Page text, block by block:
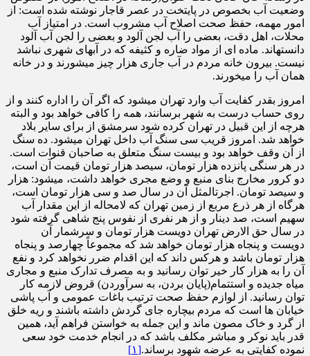
وضعیت آب بخصوص در پایتخت در عصر قاجار نوشته شده است: از
امور مهمه، حفظ صحت اصلاح آب مشروب است. در امتیاز آب
محلات، اهل دقت، بعضی را آب لجن آلود و بعضی را لجن آب آلود
دانسته­اند. ماده ای از مواد ضاره و کثیفه که در آبهای شهری نباشد
نیست. بیرون خانه مردم در آب جاری هزار چیز می­شورند و در خانه
همان آب را می­خورند.
امروز بقدر کفایت آب وارد تهران می­شود که اگر آن را اداره کنند و از
روی حساب درست به شهر برسانند، همه را کافی خواهد بود و البته
هرچه از این قبیل در تهران کرده شود سرمشق از برای سایر بلاد
خواهد شد. امروز قریب سی سنگ آب داخل تهران می­شود. ده سنگ
از آن وقف خواهد بود و بیست سنگ متعلق به صاحبان قنوات است.
در هر سنگی پانزده هزار تومان، سیصد هزار تومان قیمت آن است،
دو کرور مخارج بنای منبع و وضع مجری خواهد داشت، می­شود: هزار
و سیصد تومان. اجرت­المثل آن در سال صد و سی هزار تومان است،
هرگاه از هر ذرع مربع از زمین تهران که لامحاله از این مقدار آب
سهیم است، صد دینار و از هر نفری از نفوس پنج شاهی گرفته شود
در سال حق الارض تهران دویست هزار تومان و سرشمار آن
دویست و پنجاه هزار تومان خواهد شد که مجموعاً چهارصد و پنجاه
هزار تومان باشد و هرکس داند که این اقدام ضرر نخواهد کرد و نفع
آن را به هزار کار خیر توان رسانید و به مصرف تدارک منبع و مجاری
میاه جدیده و استتمام(پایان بردن، به سرآوردن) قروض لازمه کار
توان رسانید. از لوازم حفظ صحت ترتیب باغات عمومی و آب پاشی
خیابان ها است که مردم بیچاره جای گردش داشته باشند و ریه خلق
از گرد و خاک مصون ماند و این جمله به خواستن فراهم آید، همین
قدر باید نوکر و مباشر مکلف باشد که در انجام خدمت خود سعی
نموده کفایتی به عرضه شهود برساند.[۱]